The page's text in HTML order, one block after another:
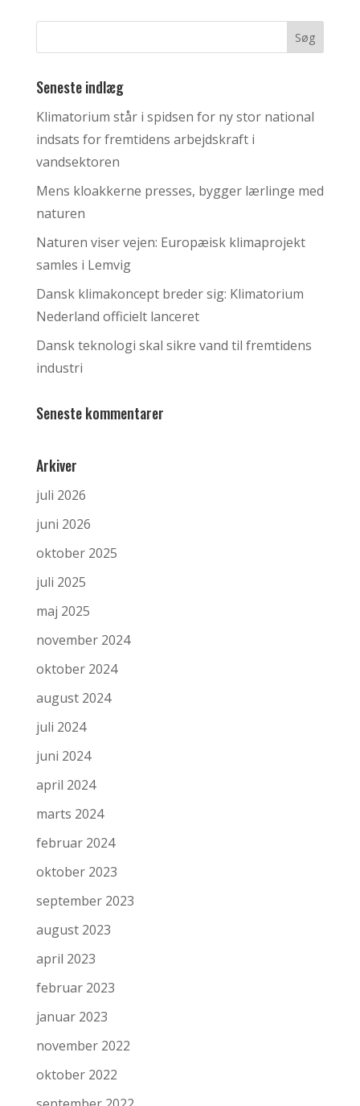
Seneste indlæg
Klimatorium står i spidsen for ny stor national
indsats for fremtidens arbejdskraft i
vandsektoren
Mens kloakkerne presses, bygger lærlinge med
naturen
Naturen viser vejen: Europæisk klimaprojekt
samles i Lemvig
Dansk klimakoncept breder sig: Klimatorium
Nederland officielt lanceret
Dansk teknologi skal sikre vand til fremtidens
industri
Seneste kommentarer
Arkiver
juli 2026
juni 2026
oktober 2025
juli 2025
maj 2025
november 2024
oktober 2024
august 2024
juli 2024
juni 2024
april 2024
marts 2024
februar 2024
oktober 2023
september 2023
august 2023
april 2023
februar 2023
januar 2023
november 2022
oktober 2022